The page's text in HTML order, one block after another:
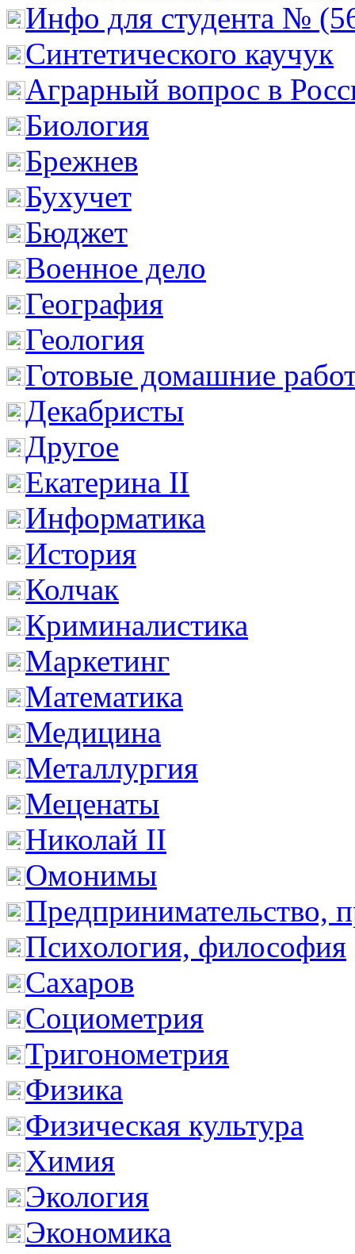
Инфо для студента №
Cинтетического каучук
Аграрный вопрос в
Биология
Брежнев
Бухучет
Бюджет
Военное дело
География
Геология
Готовые домашние
Декабристы
Другое
Екатерина II
Информатика
История
Колчак
Криминалистика
Маркетинг
Математика
Медицина
Металлургия
Меценаты
Николай II
Омонимы
Предпринимательство,
Психология, философия
Сахаров
Социометрия
Тригонометрия
Физика
Физическая культура
Химия
Экология
Экономика